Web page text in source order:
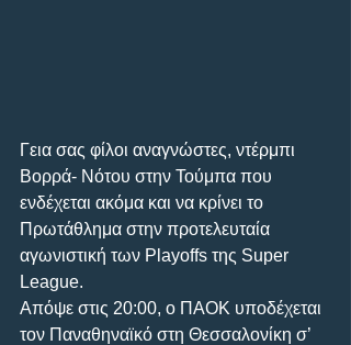
Γεια σας φίλοι αναγνώστες, ντέρμπι
Βορρά- Νότου στην Τούμπα που
ενδέχεται ακόμα και να κρίνει το
Πρωτάθλημα στην προτελευταία
αγωνιστική των Playoffs της Super
League.
Απόψε στις 20:00, ο ΠΑΟΚ υποδέχεται
τον Παναθηναϊκό στη Θεσσαλονίκη σ’